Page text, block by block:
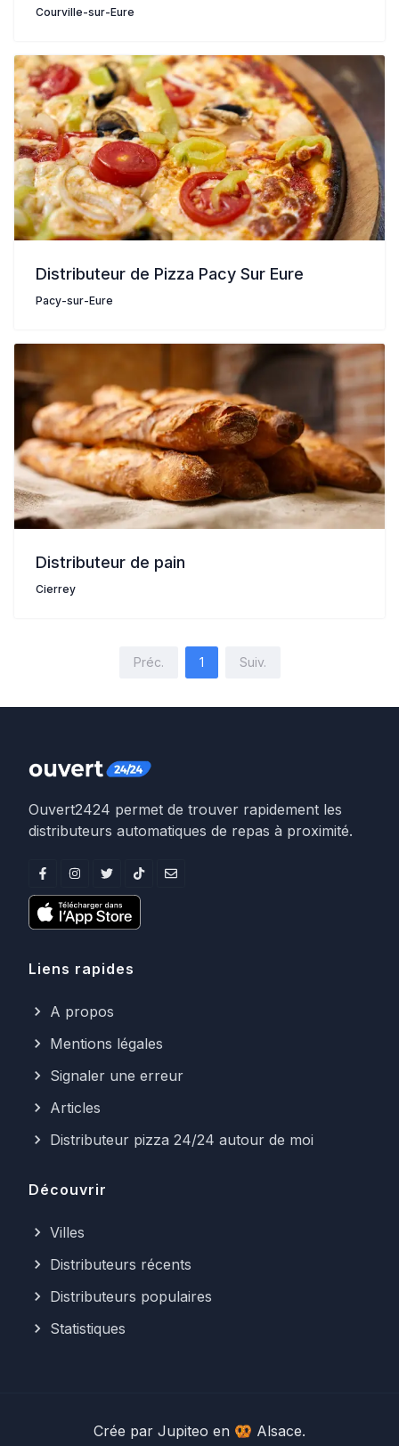
Courville-sur-Eure
Distributeur de Pizza Pacy Sur Eure
Pacy-sur-Eure
Distributeur de pain
Cierrey
Préc. 1 Suiv.
Ouvert2424 permet de trouver rapidement les
distributeurs automatiques de repas à proximité.
Liens rapides
A propos
Mentions légales
Signaler une erreur
Articles
Distributeur pizza 24/24 autour de moi
Découvrir
Villes
Distributeurs récents
Distributeurs populaires
Statistiques
Crée par Jupiteo en 🥨 Alsace.